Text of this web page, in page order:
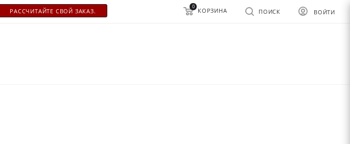
РАСCЧИТАЙТЕ СВОЙ ЗАКАЗ. ВОЙТИ
ПОИСК
0
КОРЗИНА